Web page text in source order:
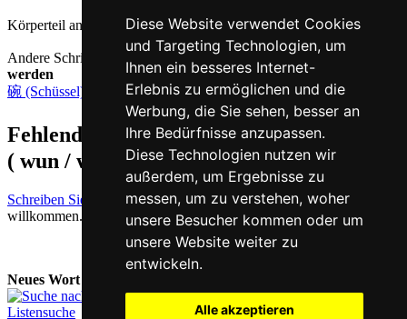
Diese Website verwendet Cookies
und Targeting Technologien, um
Ihnen ein besseres Internet-
Erlebnis zu ermöglichen und die
Werbung, die Sie sehen, besser an
Ihre Bedürfnisse anzupassen.
Diese Technologien nutzen wir
außerdem, um Ergebnisse zu
messen, um zu verstehen, woher
unsere Besucher kommen oder um
unsere Website weiter zu
entwickeln.
Alle akzeptieren
Körperteil andeutendes Radikal | Handgelenk
Andere Schriftzeichen, die auf Kantonesisch
wun2 ausgesprochen
werden
碗 (Schüssel)
Fehlende oder falsche Übersetzung für
( wun / wun2 )melden
Schreiben Sie uns!
Ihr Feedback und konstruktive Kritik sind stets
willkommen.
Neues Wort nachschlagen:
Listensuche